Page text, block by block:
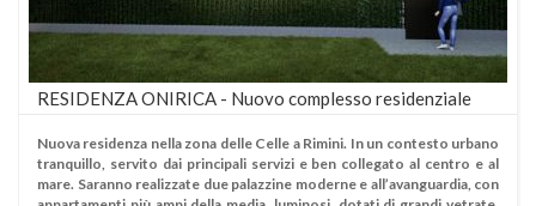
RESIDENZA ONIRICA - Nuovo complesso residenziale
Nuova residenza nella zona delle Celle a Rimini. In un contesto urbano
tranquillo, servito dai principali servizi e ben collegato al centro e al
mare. Saranno realizzate due palazzine moderne e all’avanguardia, con